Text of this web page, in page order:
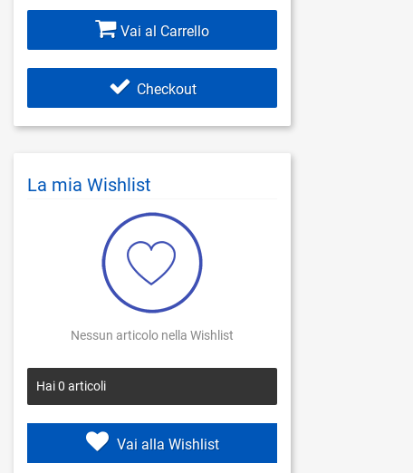
Vai al Carrello
Checkout
La mia Wishlist
Nessun articolo nella Wishlist
Hai0 articoli
Vai alla Wishlist